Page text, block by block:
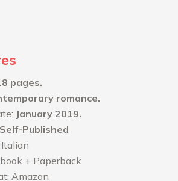
pages.
romance.
January 2019.
Self-Published
Italian
+ Paperback
Amazon